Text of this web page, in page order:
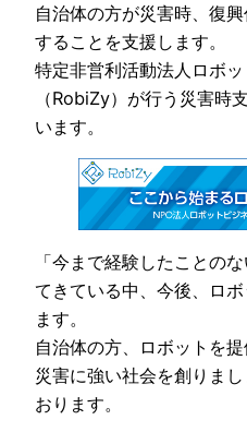
自治体の方が災害時、復
することを支援します。
特定非営利活動法人ロボ
（RobiZy）が行う災害時
います。
「今まで経験したことの
てきている中、今後、ロ
ます。
自治体の方、ロボットを
災害に強い社会を創りま
おります。